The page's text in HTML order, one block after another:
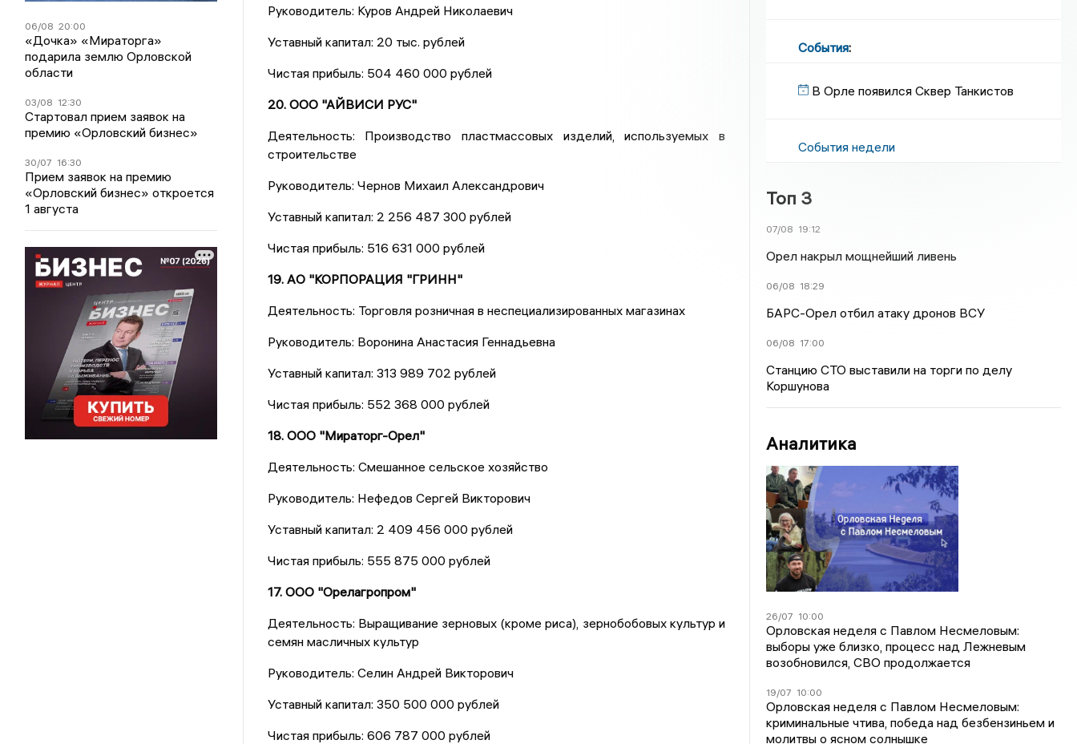
06/08 20:00
«Дочка» «Мираторга»
подарила землю Орловской
области
03/08 12:30
Стартовал прием заявок на
премию «Орловский бизнес»
30/07 16:30
Прием заявок на премию
«Орловский бизнес» откроется
1 августа
Руководитель: Куров Андрей Николаевич
Уставный капитал: 20 тыс. рублей
Чистая прибыль: 504 460 000 рублей
20. ООО "АЙВИСИ РУС"
Деятельность: Производство пластмассовых изделий, используемых в
строительстве
Руководитель: Чернов Михаил Александрович
Уставный капитал: 2 256 487 300 рублей
Чистая прибыль: 516 631 000 рублей
19. АО "КОРПОРАЦИЯ "ГРИНН"
Деятельность: Торговля розничная в неспециализированных магазинах
Руководитель: Воронина Анастасия Геннадьевна
Уставный капитал: 313 989 702 рублей
Чистая прибыль: 552 368 000 рублей
18. ООО "Мираторг-Орел"
Деятельность: Смешанное сельское хозяйство
Руководитель: Нефедов Сергей Викторович
Уставный капитал: 2 409 456 000 рублей
Чистая прибыль: 555 875 000 рублей
17. ООО "Орелагропром"
Деятельность: Выращивание зерновых (кроме риса), зернобобовых культур и
семян масличных культур
Руководитель: Селин Андрей Викторович
Уставный капитал: 350 500 000 рублей
Чистая прибыль: 606 787 000 рублей
События:
В Орле появился Сквер Танкистов
События недели
Топ 3
07/08 19:12
Орел накрыл мощнейший ливень
06/08 18:29
БАРС-Орел отбил атаку дронов ВСУ
06/08 17:00
Станцию СТО выставили на торги по делу
Коршунова
Аналитика
26/07 10:00
Орловская неделя с Павлом Несмеловым:
выборы уже близко, процесс над Лежневым
возобновился, СВО продолжается
19/07 10:00
Орловская неделя с Павлом Несмеловым:
криминальные чтива, победа над безбензиньем и
молитвы о ясном солнышке